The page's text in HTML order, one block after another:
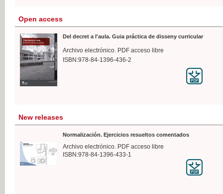
Open access
Del decret a l'aula. Guia práctica de disseny curricular
Archivo electrónico. PDF acceso libre
ISBN:978-84-1396-436-2
New releases
Normalización. Ejercicios resueltos comentados
Archivo electrónico. PDF acceso libre
ISBN:978-84-1396-433-1